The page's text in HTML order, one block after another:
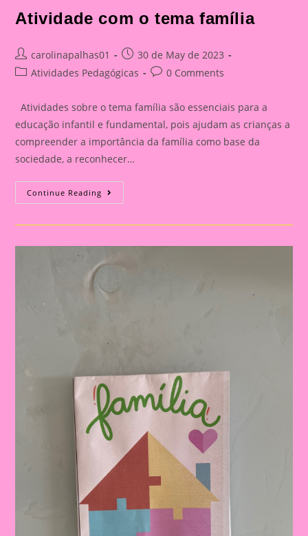
Atividade com o tema família
Post
author:
carolinapalhas01
Post
published:
30 de May de 2023
PostAtividades Pedagógicas
Post0 Comments
Atividades sobre o tema família são essenciais para a
educação infantil e fundamental, pois ajudam as crianças a
compreender a importância da família como base da
sociedade, a reconhecer…
Continue Reading Atividade
Com